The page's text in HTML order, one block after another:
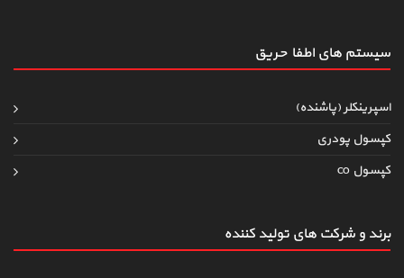
سیستم های اطفاءحریق
اسپرینکلر (پاشنده)
کپسول پودری
کپسول co
برند و شرکت های تولید کننده